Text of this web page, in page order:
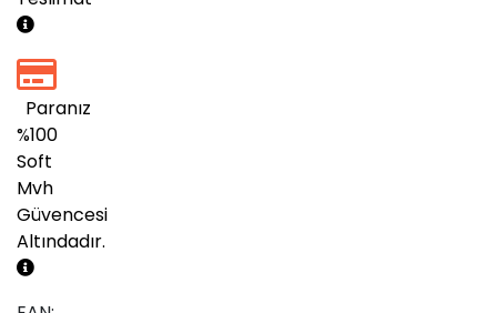
Paranız
%100
Soft
Mvh
Güvencesi
Altındadır.